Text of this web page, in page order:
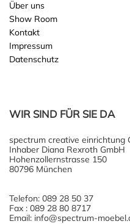
Über uns
Show Room
Kontakt
Impressum
Datenschutz
WIR SIND FÜR SIE DA
spectrum creative einrichtung
Inhaber Diana Rexroth GmbH
Hohenzollernstrasse 150
80796 München
Telefon: 089 28 50 37
Fax : 089 28 80 8717
Email: info@spectrum-